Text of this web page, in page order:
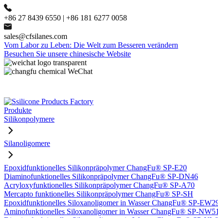
+86 27 8439 6550 | +86 181 6277 0058
sales@cfsilanes.com
Vom Labor zu Leben: Die Welt zum Besseren verändern
Besuchen Sie unsere chinesische Website
Produkte
Silikonpolymere
Silanoligomere
Epoxidfunktionelles Silikonpräpolymer ChangFu® SP-E20
Diaminofunktionelles Silikonpräpolymer ChangFu® SP-DN46
Acryloxyfunktionelles Silikonpräpolymer ChangFu® SP-A70
Mercapto funktionelles Silikonpräpolymer ChangFu® SP-SH
Epoxidfunktionelles Siloxanoligomer in Wasser ChangFu® SP-
Aminofunktionelles Siloxanoligomer in Wasser ChangFu® SP-